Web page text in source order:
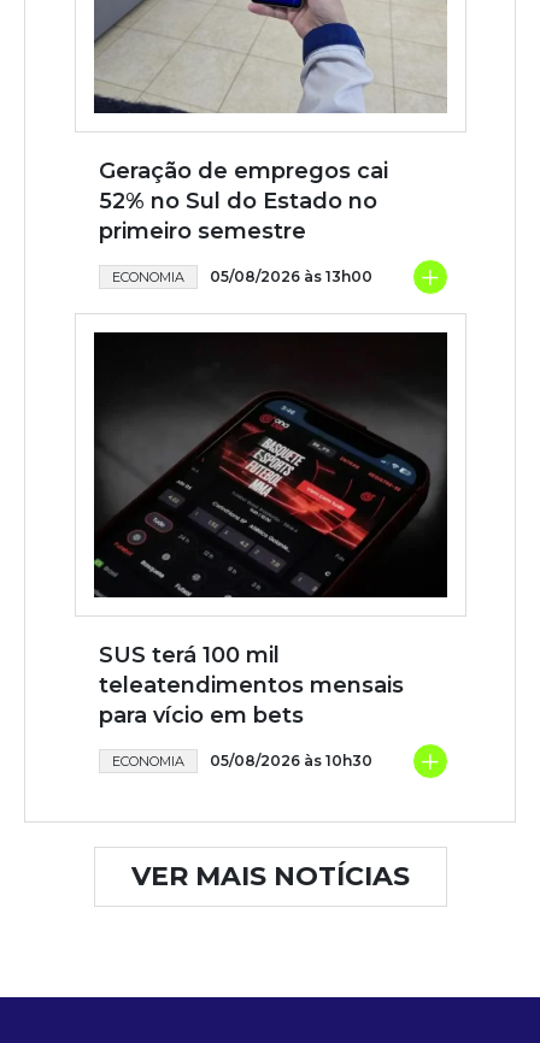
Geração de empregos cai
52% no Sul do Estado no
primeiro semestre
ECONOMIA 05/08/2026 às 13h00 +
SUS terá 100 mil
teleatendimentos mensais
para vício em bets
ECONOMIA 05/08/2026 às 10h30 +
VER MAIS NOTÍCIAS